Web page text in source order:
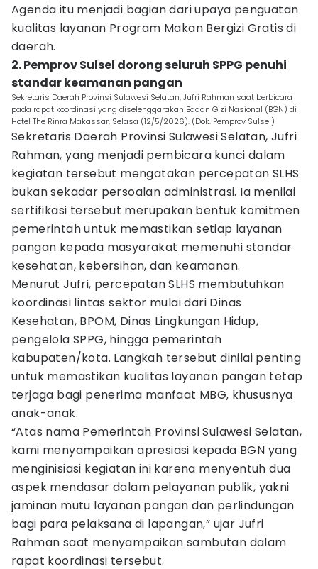
Agenda itu menjadi bagian dari upaya penguatan
kualitas layanan Program Makan Bergizi Gratis di
daerah.
2. Pemprov Sulsel dorong seluruh SPPG penuhi
standar keamanan pangan
Sekretaris Daerah Provinsi Sulawesi Selatan, Jufri Rahman saat berbicara
pada rapat koordinasi yang diselenggarakan Badan Gizi Nasional (BGN) di
Hotel The Rinra Makassar, Selasa (12/5/2026). (Dok. Pemprov Sulsel)
Sekretaris Daerah Provinsi Sulawesi Selatan, Jufri
Rahman, yang menjadi pembicara kunci dalam
kegiatan tersebut mengatakan percepatan SLHS
bukan sekadar persoalan administrasi. Ia menilai
sertifikasi tersebut merupakan bentuk komitmen
pemerintah untuk memastikan setiap layanan
pangan kepada masyarakat memenuhi standar
kesehatan, kebersihan, dan keamanan.
Menurut Jufri, percepatan SLHS membutuhkan
koordinasi lintas sektor mulai dari Dinas
Kesehatan, BPOM, Dinas Lingkungan Hidup,
pengelola SPPG, hingga pemerintah
kabupaten/kota. Langkah tersebut dinilai penting
untuk memastikan kualitas layanan pangan tetap
terjaga bagi penerima manfaat MBG, khususnya
anak-anak.
“Atas nama Pemerintah Provinsi Sulawesi Selatan,
kami menyampaikan apresiasi kepada BGN yang
menginisiasi kegiatan ini karena menyentuh dua
aspek mendasar dalam pelayanan publik, yakni
jaminan mutu layanan pangan dan perlindungan
bagi para pelaksana di lapangan,” ujar Jufri
Rahman saat menyampaikan sambutan dalam
rapat koordinasi tersebut.